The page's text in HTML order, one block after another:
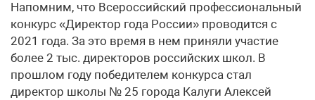
Напомним, что Всероссийский профессиональный
конкурс «Директор года России» проводится с
2021 года. За это время в нем приняли участие
более 2 тыс. директоров российских школ. В
прошлом году победителем конкурса стал
директор школы № 25 города Калуги Алексей